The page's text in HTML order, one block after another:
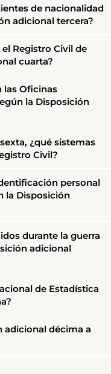
de nacionalidad
adicional tercera?
Registro Civil de
cuarta?
las Oficinas
la Disposición
¿qué sistemas
Civil?
personal
la Disposición
durante la guerra
adicional
de Estadística
adicional décima a